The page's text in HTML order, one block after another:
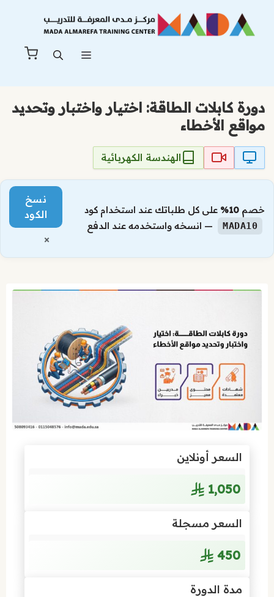
المحتوى
دورة كابلات الطاقة: اختيار واختبار وتحديد
مواقع الأخطاء
الهندسة الكهربائية
خصم 10% على كل طلباتك عند استخدام كود
MADA10 — انسخه واستخدمه عند الدفع
نسخ
الكود
×
السعر أونلاين
1٬050
السعر مسجلة
450
مدة الدورة